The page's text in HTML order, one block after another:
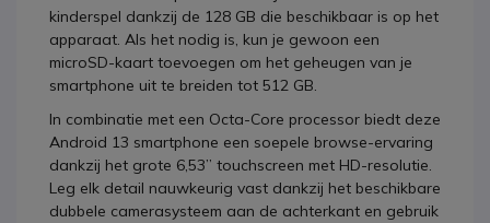
kinderspel dankzij de 128 GB die beschikbaar is op het
apparaat. Als het nodig is, kun je gewoon een
microSD-kaart toevoegen om het geheugen van je
smartphone uit te breiden tot 512 GB.
In combinatie met een Octa-Core processor biedt deze
Android 13 smartphone een soepele browse-ervaring
dankzij het grote 6,53” touchscreen met HD-resolutie.
Leg elk detail nauwkeurig vast dankzij het beschikbare
dubbele camerasysteem aan de achterkant en gebruik